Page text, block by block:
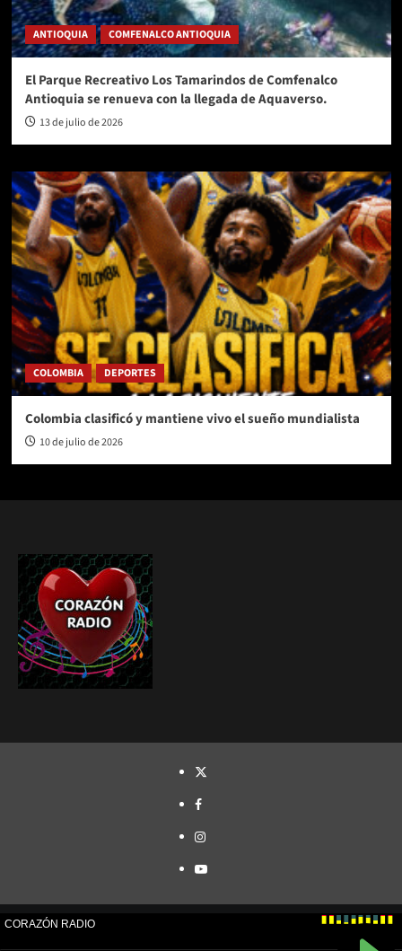
ANTIOQUIA COMFENALCO ANTIOQUIA
El Parque Recreativo Los Tamarindos de Comfenalco
Antioquia se renueva con la llegada de Aquaverso.
13 de julio de 2026
COLOMBIA DEPORTES
Colombia clasificó y mantiene vivo el sueño mundialista
10 de julio de 2026
TWITTER
FACEBOOK
INSTAGRAM
YOUTUBE
Cristóbal Naranjo© Todos los derechos reservados.